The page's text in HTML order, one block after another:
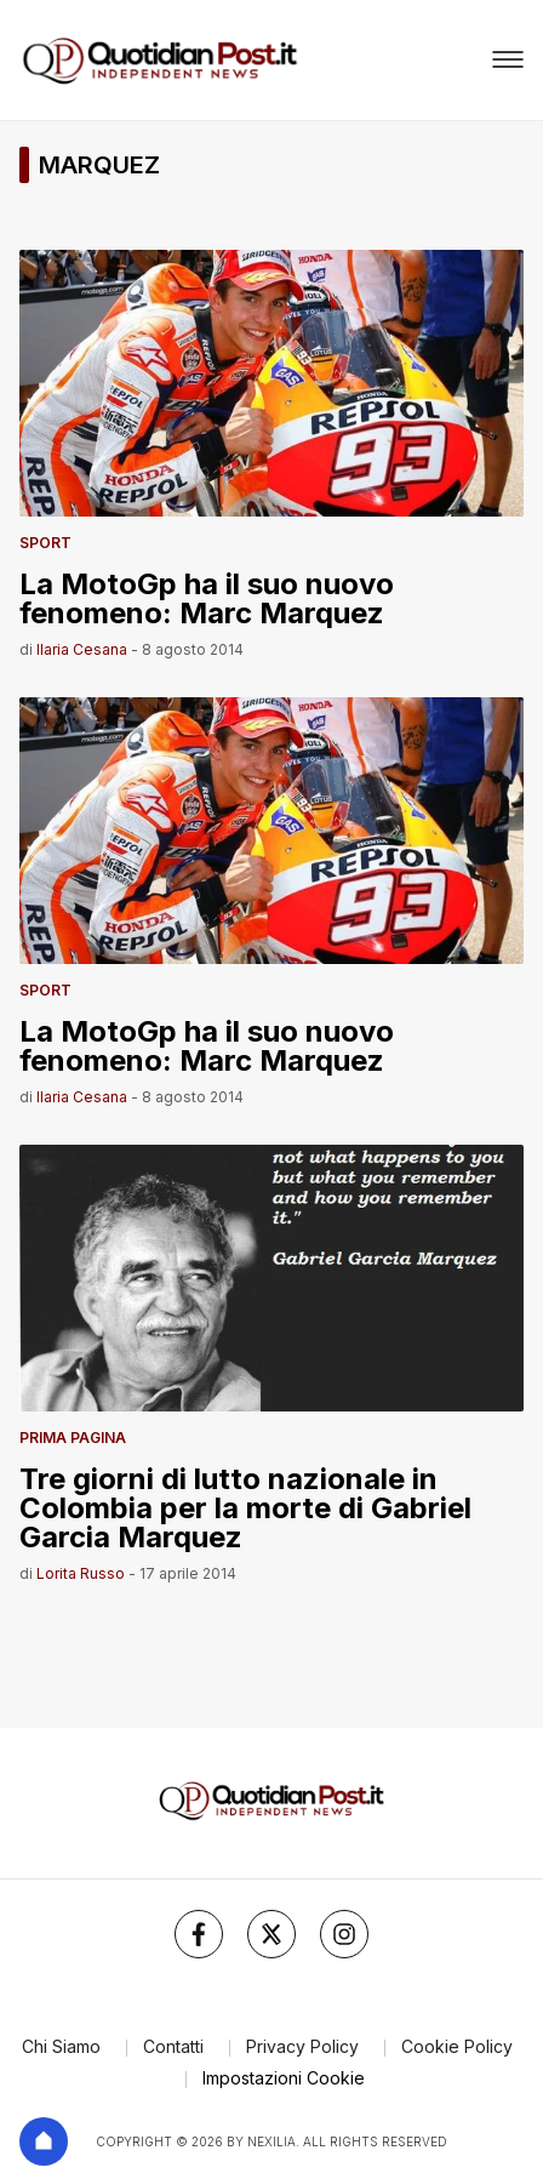
MARQUEZ
SPORT
La MotoGp ha il suo nuovo
fenomeno: Marc Marquez
di Ilaria Cesana - 8 agosto 2014
SPORT
La MotoGp ha il suo nuovo
fenomeno: Marc Marquez
di Ilaria Cesana - 8 agosto 2014
PRIMA PAGINA
Tre giorni di lutto nazionale in
Colombia per la morte di Gabriel
Garcia Marquez
di Lorita Russo - 17 aprile 2014
Chi Siamo Contatti Privacy Policy
Cookie Policy
Impostazioni Cookie
COPYRIGHT © 2026 BY NEXILIA. ALL RIGHTS RESERVED